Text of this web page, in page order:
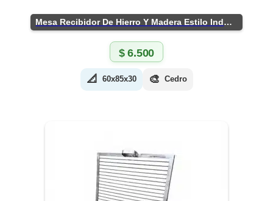
Mesa Recibidor De Hierro Y Madera Estilo Industrial
$6.500
📐 60x85x30 🎨 Cedro